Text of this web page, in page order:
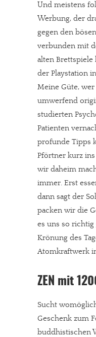
Und meistens
Werbung, der
gegen den
verbunden mit
alten
der Playstation
Meine Güte,
umwerfend
studierten
Patienten
profunde Tipps
Pförtner kurz
wir daheim
immer. Erst
dann sagt der
packen wir die
es uns so
Krönung des
Atomkraftwerk
ZEN mit
Sucht
Geschenk zum
buddhistischen